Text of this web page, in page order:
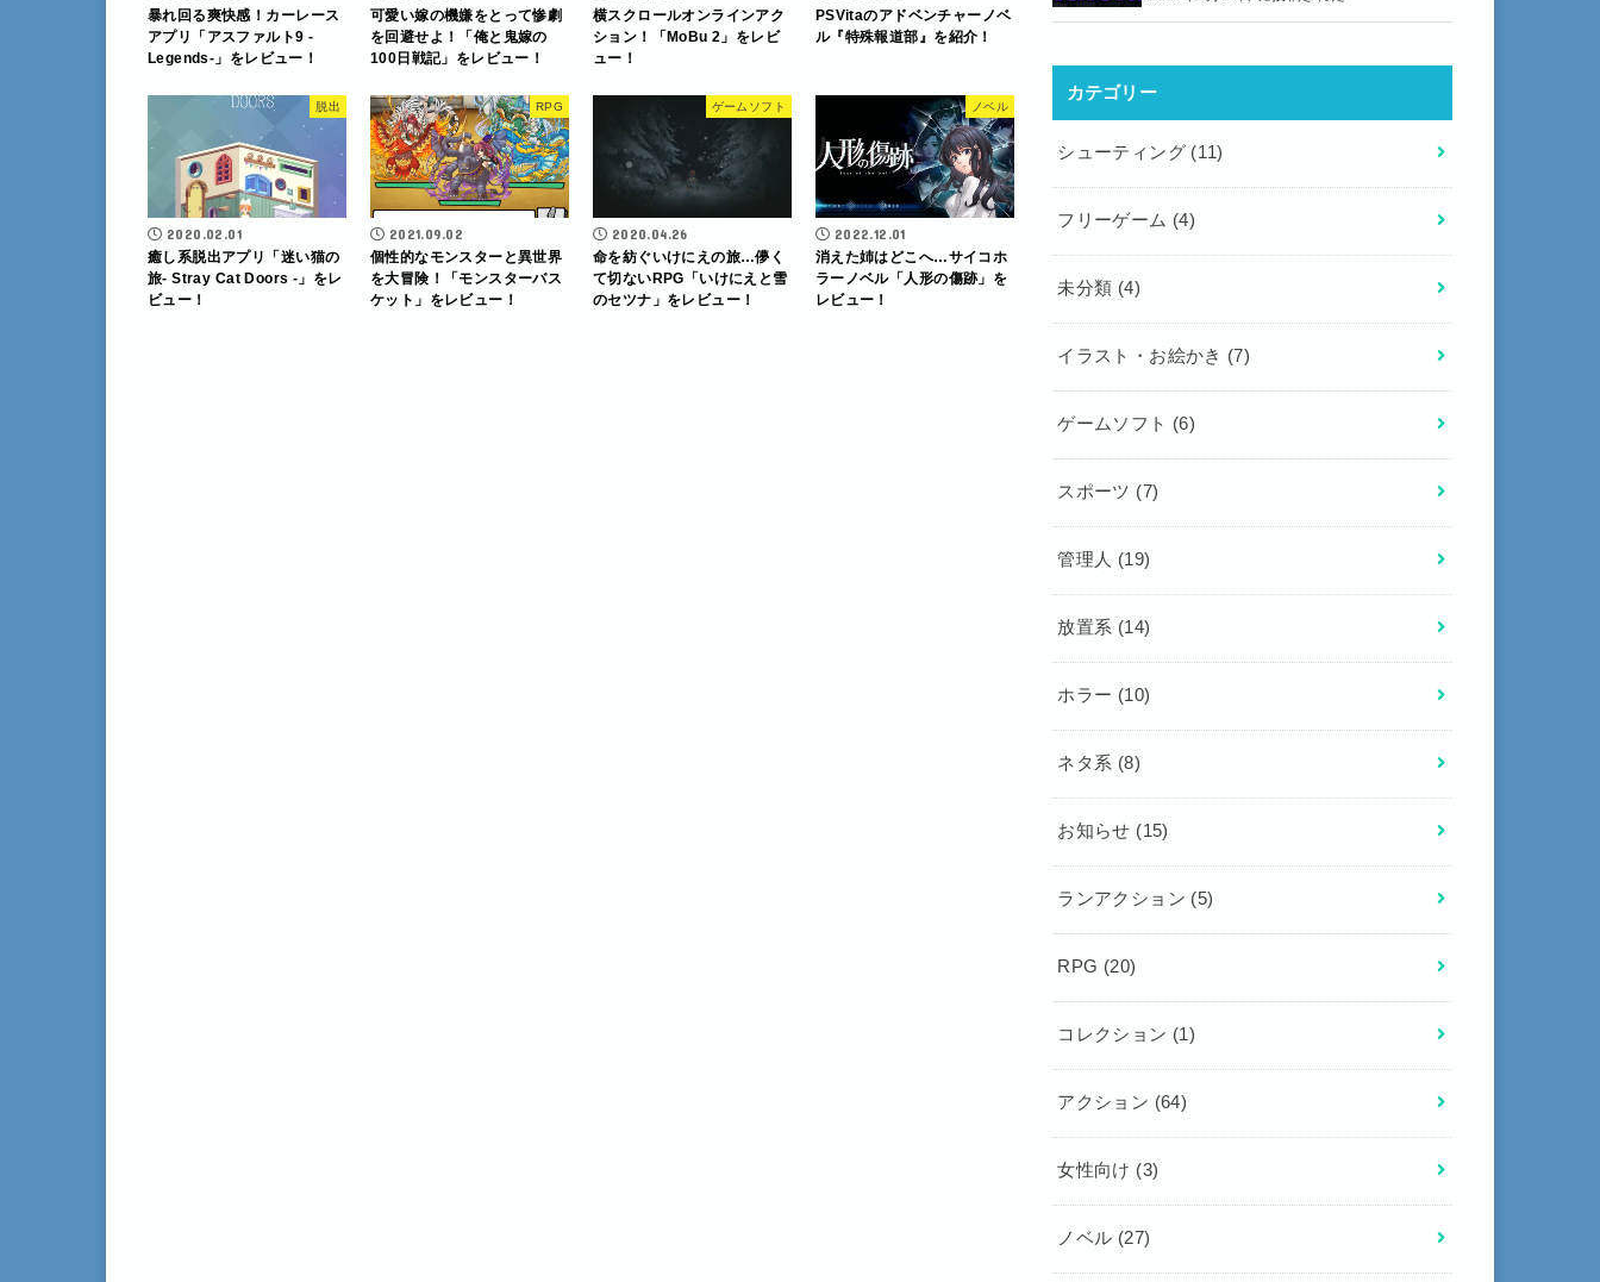
暴れ回る爽快感！カーレース
アプリ「アスファルト9 -
Legends-」をレビュー！
可愛い嫁の機嫌をとって惨劇
を回避せよ！「俺と鬼嫁の
100日戦記」をレビュー！
横スクロールオンラインアク
ション！「MoBu 2」をレビ
ュー！
PSVitaのアドベンチャーノベ
ル『特殊報道部』を紹介！
脱出
2020.02.01
癒し系脱出アプリ「迷い猫の
旅- Stray Cat Doors -」をレ
ビュー！
RPG
2021.09.02
個性的なモンスターと異世界
を大冒険！「モンスターバス
ケット」をレビュー！
ゲームソフト
2020.04.26
命を紡ぐいけにえの旅…儚く
て切ないRPG「いけにえと雪
のセツナ」をレビュー！
ノベル
2022.12.01
消えた姉はどこへ…サイコホ
ラーノベル「人形の傷跡」を
レビュー！
カテゴリー
シューティング (11)
フリーゲーム (4)
未分類 (4)
イラスト・お絵かき (7)
ゲームソフト (6)
スポーツ (7)
管理人 (19)
放置系 (14)
ホラー (10)
ネタ系 (8)
お知らせ (15)
ランアクション (5)
RPG (20)
コレクション (1)
アクション (64)
女性向け (3)
ノベル (27)